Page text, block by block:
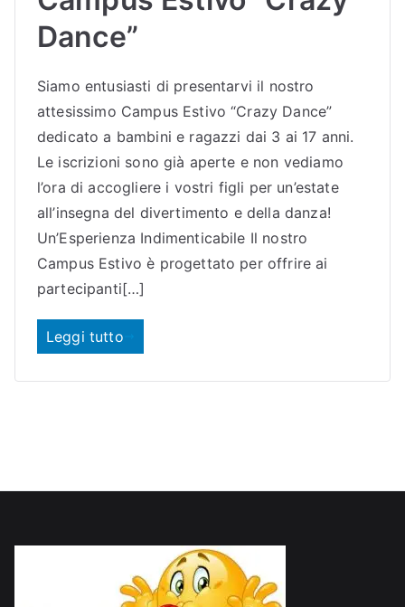
Dance”
Siamo entusiasti di presentarvi il nostro
attesissimo Campus Estivo “Crazy Dance”
dedicato a bambini e ragazzi dai 3 ai 17 anni.
Le iscrizioni sono già aperte e non vediamo
l’ora di accogliere i vostri figli per un’estate
all’insegna del divertimento e della danza!
Un’Esperienza Indimenticabile Il nostro
Campus Estivo è progettato per offrire ai
partecipanti[…]
Leggi tutto